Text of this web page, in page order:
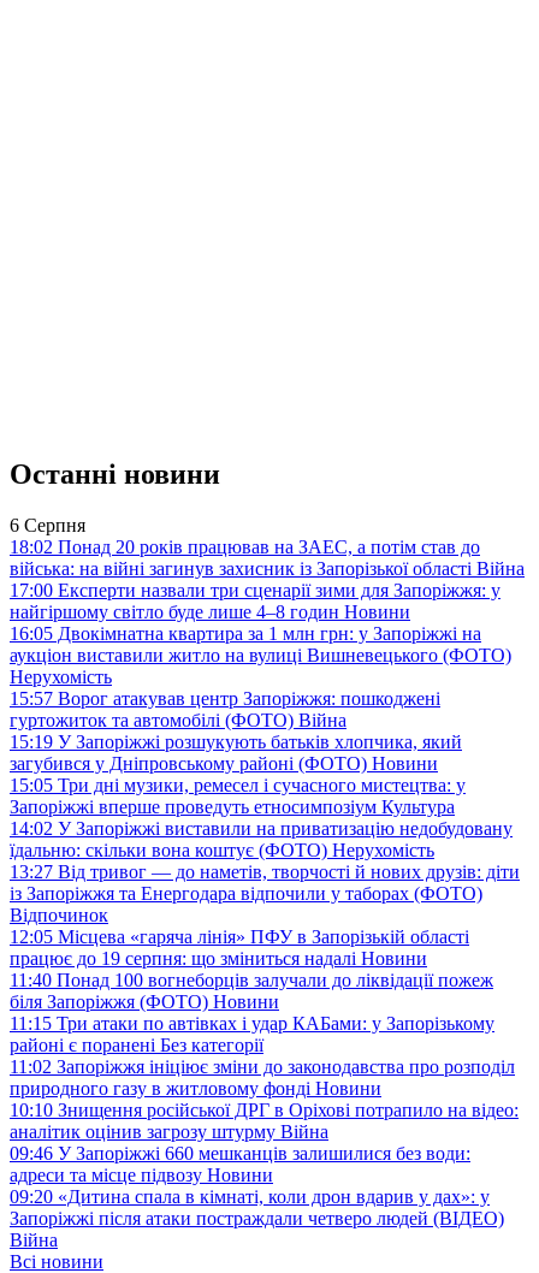
Останні новини
6 Серпня
18:02 Понад 20 років працював на ЗАЕС, а потім став до
війська: на війні загинув захисник із Запорізької області Війна
17:00 Експерти назвали три сценарії зими для Запоріжжя: у
найгіршому світло буде лише 4–8 годин Новини
16:05 Двокімнатна квартира за 1 млн грн: у Запоріжжі на
аукціон виставили житло на вулиці Вишневецького (ФОТО)
Нерухомість
15:57 Ворог атакував центр Запоріжжя: пошкоджені
гуртожиток та автомобілі (ФОТО) Війна
15:19 У Запоріжжі розшукують батьків хлопчика, який
загубився у Дніпровському районі (ФОТО) Новини
15:05 Три дні музики, ремесел і сучасного мистецтва: у
Запоріжжі вперше проведуть етносимпозіум Культура
14:02 У Запоріжжі виставили на приватизацію недобудовану
їдальню: скільки вона коштує (ФОТО) Нерухомість
13:27 Від тривог — до наметів, творчості й нових друзів: діти
із Запоріжжя та Енергодара відпочили у таборах (ФОТО)
Відпочинок
12:05 Місцева «гаряча лінія» ПФУ в Запорізькій області
працює до 19 серпня: що зміниться надалі Новини
11:40 Понад 100 вогнеборців залучали до ліквідації пожеж
біля Запоріжжя (ФОТО) Новини
11:15 Три атаки по автівках і удар КАБами: у Запорізькому
районі є поранені Без категорії
11:02 Запоріжжя ініціює зміни до законодавства про розподіл
природного газу в житловому фонді Новини
10:10 Знищення російської ДРГ в Оріхові потрапило на відео:
аналітик оцінив загрозу штурму Війна
09:46 У Запоріжжі 660 мешканців залишилися без води:
адреси та місце підвозу Новини
09:20 «Дитина спала в кімнаті, коли дрон вдарив у дах»: у
Запоріжжі після атаки постраждали четверо людей (ВІДЕО)
Війна
Всі новини